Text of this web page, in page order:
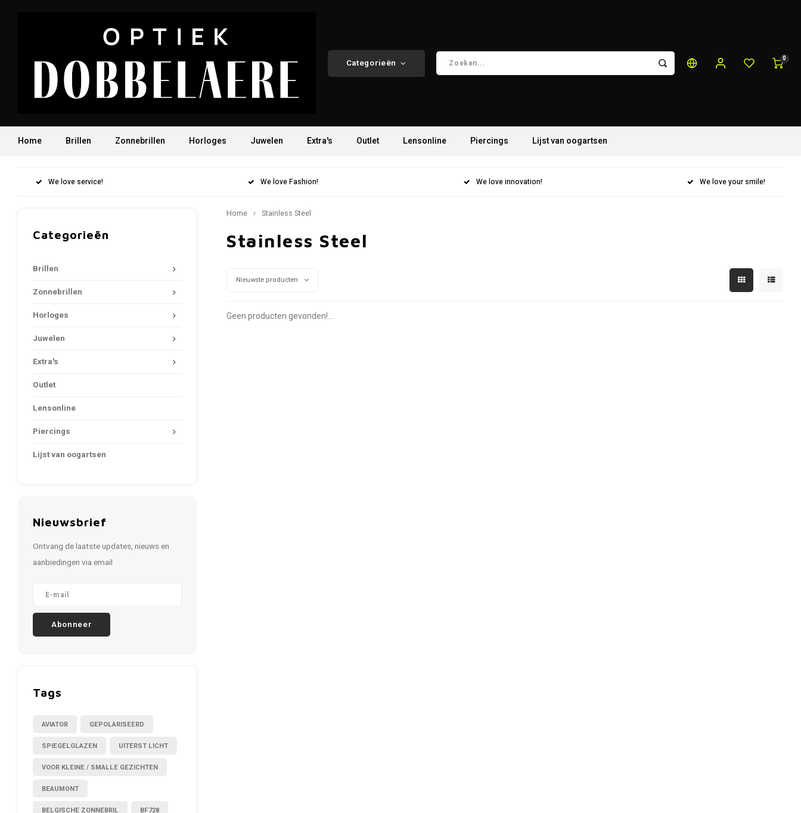
Categorieën 0
Home Brillen Zonnebrillen Horloges Juwelen Extra's Outlet Lensonline Piercings Lijst van oogartsen
We love service! We love Fashion! We love innovation! We love your smile!
Categorieën
Brillen
Zonnebrillen
Horloges
Juwelen
Extra's
Outlet
Lensonline
Piercings
Lijst van oogartsen
Nieuwsbrief
Ontvang de laatste updates, nieuws en
aanbiedingen via email
Abonneer
Tags
AVIATOR GEPOLARISEERD
SPIEGELGLAZEN UITERST LICHT
VOOR KLEINE / SMALLE GEZICHTEN
BEAUMONT
BELGISCHE ZONNEBRIL BF728
Home Stainless Steel
Stainless Steel
Nieuwste producten
Geen producten gevonden!...